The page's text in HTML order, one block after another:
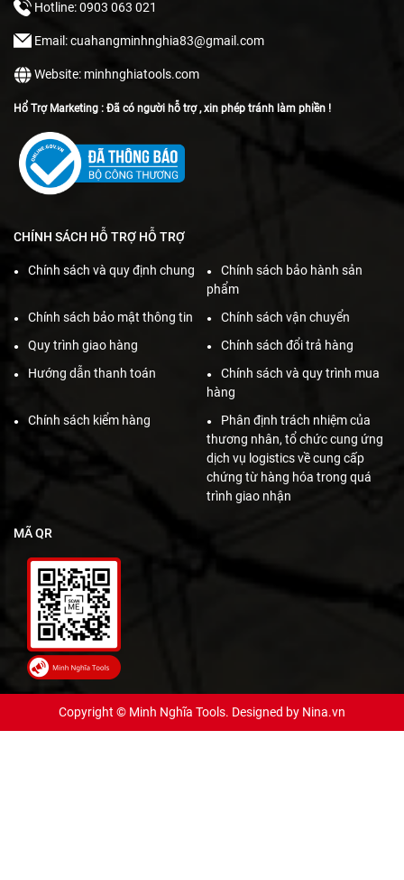
Hotline: 0903 063 021
Email: cuahangminhnghia83@gmail.com
Website: minhnghiatools.com
Hổ Trợ Marketing : Đã có người hỗ trợ , xin phép tránh làm phiền !
CHÍNH SÁCH HỖ TRỢ HỖ TRỢ
Chính sách và quy định chung
Chính sách bảo hành sản
phẩm
Chính sách bảo mật thông tin
Chính sách vận chuyển
Quy trình giao hàng
Chính sách đổi trả hàng
Hướng dẫn thanh toán
Chính sách và quy trình mua
hàng
Chính sách kiểm hàng
Phân định trách nhiệm của
thương nhân, tổ chức cung ứng
dịch vụ logistics về cung cấp
chứng từ hàng hóa trong quá
trình giao nhận
MÃ QR
Copyright © Minh Nghĩa Tools. Designed by Nina.vn